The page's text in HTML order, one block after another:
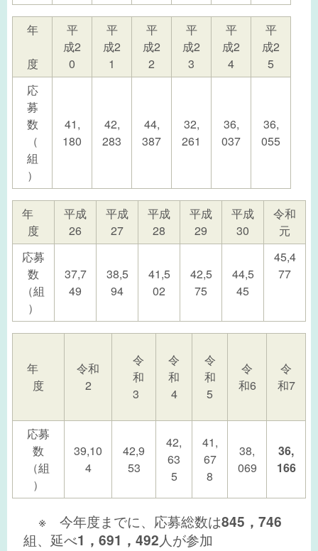
年
度
平
成2
0
平
成2
1
平
成2
2
平
成2
3
平
成2
4
平
成2
5
応
募
数
（
組
）
41,
180
42,
283
44,
387
32,
261
36,
037
36,
055
年
度
平成
26
平成
27
平成
28
平成
29
平成
30
令和
元
応募
数
（組
）
37,7
49
38,5
94
41,5
02
42,5
75
44,5
45
45,4
77
年
度
令和
2
令
和
3
令
和
4
令
和
5
令
和6
令
和7
応募
数
（組
）
39,10
4
42,9
53
42,
63
5
41,
67
8
38,
069
36,
166
※ 今年度までに、応募総数は845，746
組、延べ1，691，492人が参加